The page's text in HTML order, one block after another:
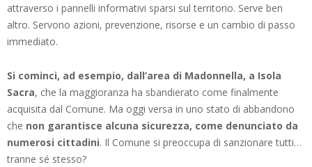
attraverso i pannelli informativi sparsi sul territorio. Serve ben
altro. Servono azioni, prevenzione, risorse e un cambio di passo
immediato.
Si cominci, ad esempio, dall’area di Madonnella, a Isola
Sacra, che la maggioranza ha sbandierato come finalmente
acquisita dal Comune. Ma oggi versa in uno stato di abbandono
che non garantisce alcuna sicurezza, come denunciato da
numerosi cittadini. Il Comune si preoccupa di sanzionare tutti…
tranne sé stesso?